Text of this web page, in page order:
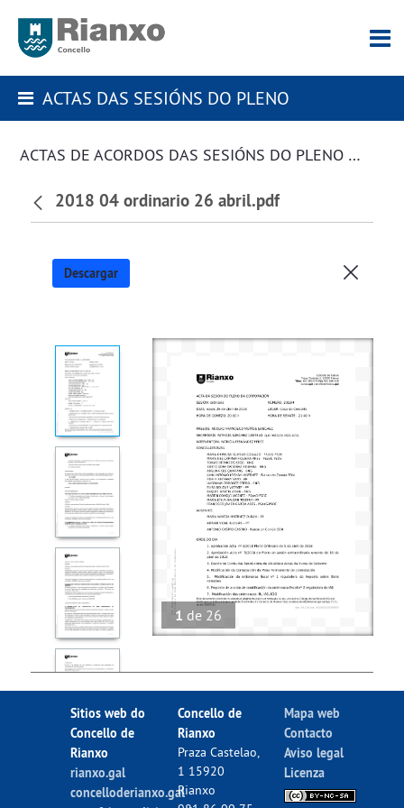
ACTAS DAS SESIÓNS DO PLENO
ACTAS DE ACORDOS DAS SESIÓNS DO PLENO DA CORPORACIÓN
2018 04 ordinario 26 abril.pdf
Descargar
1 de 26
Sitios web do
Concello de
Rianxo
rianxo.gal
concelloderianxo.gal
Concello de
Rianxo
Praza Castelao,
1 15920
Rianxo
Mapa web
Contacto
Aviso legal
Licenza